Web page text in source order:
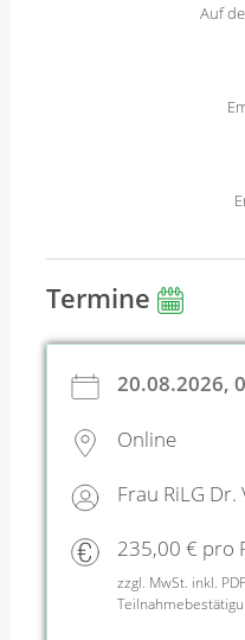
Auf
Termine
20.08.2026,
Online
Frau RiLG
235,00 € pro
zzgl. MwSt. inkl.